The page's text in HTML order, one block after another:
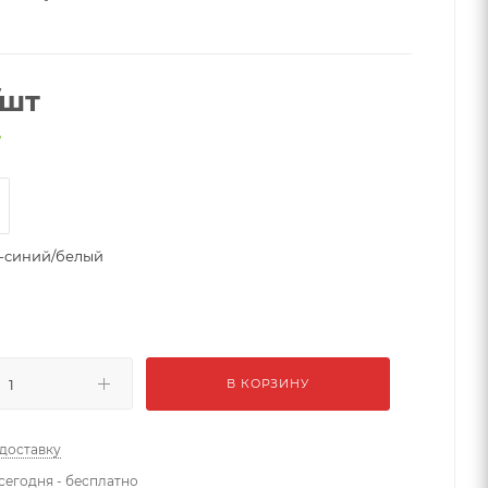
синий/белый
В КОРЗИНУ
- бесплатно